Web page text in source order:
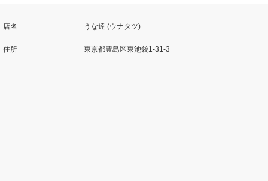
店名 うな達 (ウナタツ)
住所 東京都豊島区東池袋1-31-3